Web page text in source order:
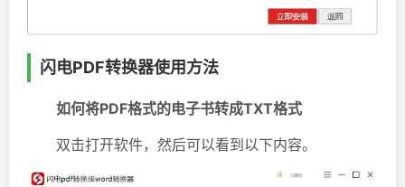
闪电PDF转换器使用方法
如何将PDF格式的电子书转成TXT格式
双击打开软件，然后可以看到以下内容。